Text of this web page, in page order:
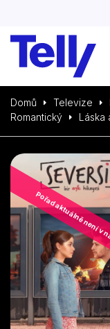
Domů Televize
Romantický
Láska
Pořad aktuálně